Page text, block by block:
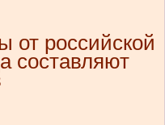
от российской
составляют